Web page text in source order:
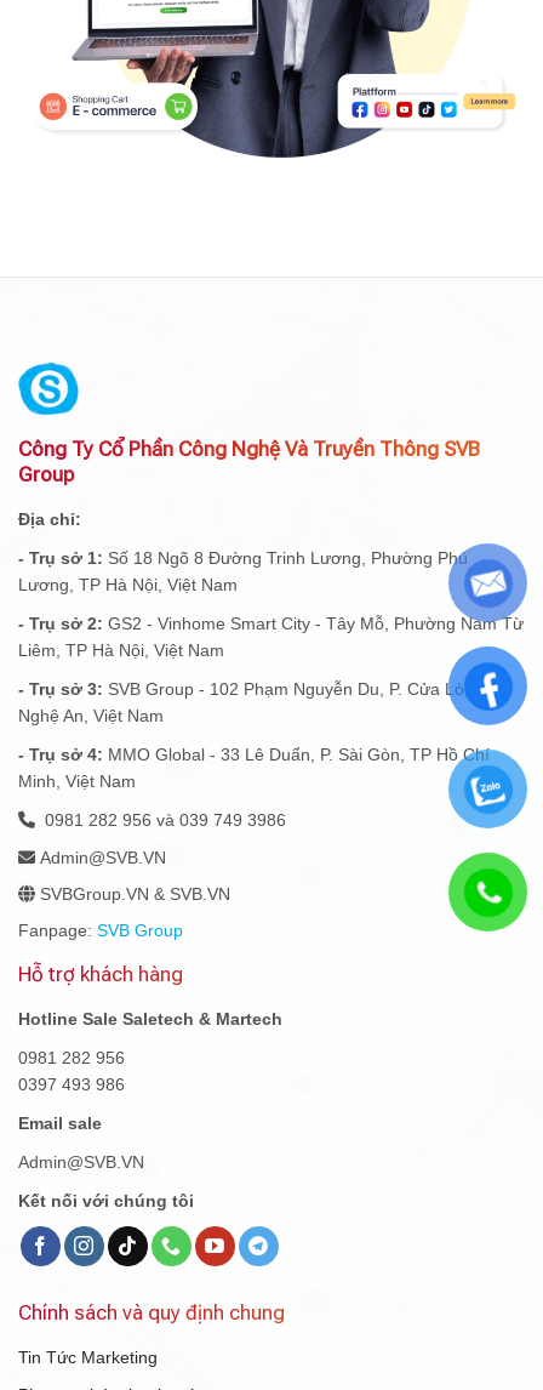
Công Ty Cổ Phần Công Nghệ Và Truyền Thông SVB
Group
Địa chỉ:
- Trụ sở 1: Số 18 Ngõ 8 Đường Trinh Lương, Phường Phú
Lương, TP Hà Nội, Việt Nam
- Trụ sở 2: GS2 - Vinhome Smart City - Tây Mỗ, Phường Nam Từ
Liêm, TP Hà Nội, Việt Nam
- Trụ sở 3: SVB Group - 102 Phạm Nguyễn Du, P. Cửa Lò, Tỉnh
Nghệ An, Việt Nam
- Trụ sở 4: MMO Global - 33 Lê Duẩn, P. Sài Gòn, TP Hồ Chí
Minh, Việt Nam
0981 282 956 và 039 749 3986
Admin@SVB.VN
SVBGroup.VN & SVB.VN
Fanpage: SVB Group
Hỗ trợ khách hàng
Hotline Sale Saletech & Martech
0981 282 956
0397 493 986
Email sale
Admin@SVB.VN
Kết nối với chúng tôi
Chính sách và quy định chung
Tin Tức Marketing